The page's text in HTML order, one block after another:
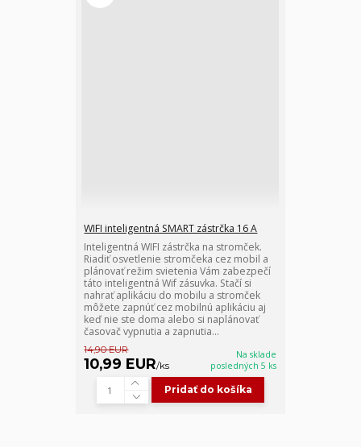
WIFI inteligentná SMART zástrčka 16 A
Inteligentná WIFI zástrčka na stromček.
Riadiť osvetlenie stromčeka cez mobil a
plánovať režim svietenia Vám zabezpečí
táto inteligentná Wif zásuvka. Stačí si
nahrať aplikáciu do mobilu a stromček
môžete zapnúť cez mobilnú aplikáciu aj
keď nie ste doma alebo si naplánovať
časovač vypnutia a zapnutia...
14,90 EUR
10,99 EUR/ks
Na sklade
posledných 5 ks
Pridať do košíka